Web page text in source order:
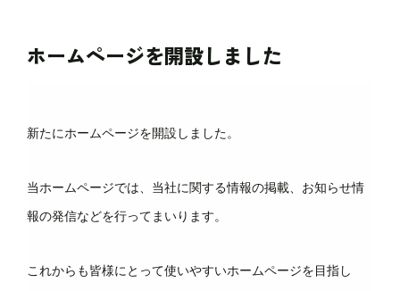
ホームページを開設しました
新たにホームページを開設しました。
当ホームページでは、当社に関する情報の掲載、お知らせ情
報の発信などを行ってまいります。
これからも皆様にとって使いやすいホームページを目指し